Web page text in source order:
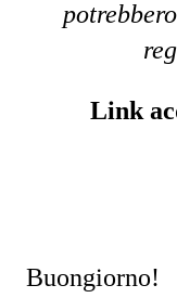
Link
Buongiorno!